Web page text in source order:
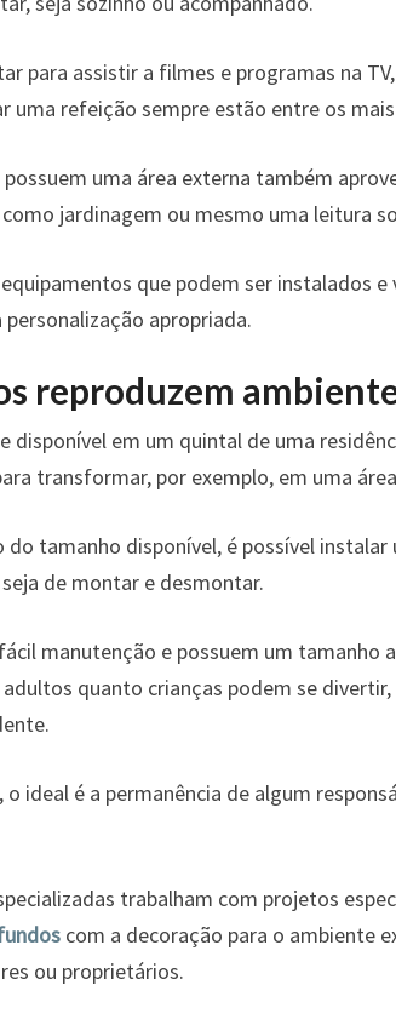
para assistir a filmes e programas na
uma refeição sempre estão entre os
possuem uma área externa também
jardinagem ou mesmo uma leitura
que podem ser instalados
personalização apropriada.
reproduzem
disponível em um quintal de uma
transformar, por exemplo, em uma
do tamanho disponível, é possível
de montar e desmontar.
manutenção e possuem um tamanho
quanto crianças podem se
o ideal é a permanência de algum
trabalham com projetos
com a decoração para o ambiente
ou proprietários.